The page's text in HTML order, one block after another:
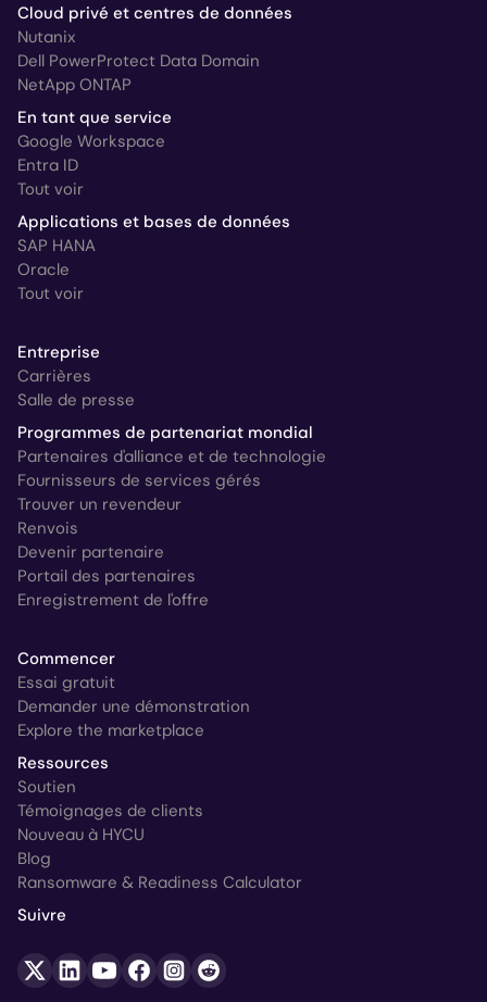
Cloud privé et centres de données
Nutanix
Dell PowerProtect Data Domain
NetApp ONTAP
En tant que service
Google Workspace
Entra ID
Tout voir
Applications et bases de données
SAP HANA
Oracle
Tout voir
Entreprise
Carrières
Salle de presse
Programmes de partenariat mondial
Partenaires d'alliance et de technologie
Fournisseurs de services gérés
Trouver un revendeur
Renvois
Devenir partenaire
Portail des partenaires
Enregistrement de l'offre
Commencer
Essai gratuit
Demander une démonstration
Explore the marketplace
Ressources
Soutien
Témoignages de clients
Nouveau à HYCU
Blog
Ransomware & Readiness Calculator
Suivre